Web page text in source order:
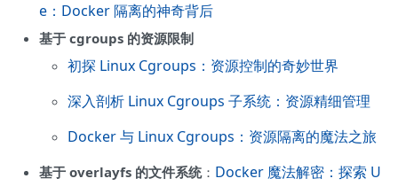
e：Docker 隔离的神奇背后
基于 cgroups 的资源限制
初探 Linux Cgroups：资源控制的奇妙世界
深入剖析 Linux Cgroups 子系统：资源精细管理
Docker 与 Linux Cgroups：资源隔离的魔法之旅
基于 overlayfs 的文件系统： Docker 魔法解密：探索 U